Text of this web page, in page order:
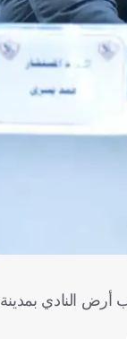
أرض النادي بمدينة